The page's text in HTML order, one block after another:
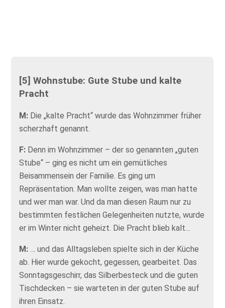
[5] Wohnstube: Gute Stube und kalte
Pracht
M: Die „kalte Pracht“ wurde das Wohnzimmer früher
scherzhaft genannt.
F: Denn im Wohnzimmer – der so genannten „guten
Stube“ – ging es nicht um ein gemütliches
Beisammensein der Familie. Es ging um
Repräsentation. Man wollte zeigen, was man hatte
und wer man war. Und da man diesen Raum nur zu
bestimmten festlichen Gelegenheiten nutzte, wurde
er im Winter nicht geheizt. Die Pracht blieb kalt…
M: … und das Alltagsleben spielte sich in der Küche
ab. Hier wurde gekocht, gegessen, gearbeitet. Das
Sonntagsgeschirr, das Silberbesteck und die guten
Tischdecken – sie warteten in der guten Stube auf
ihren Einsatz.